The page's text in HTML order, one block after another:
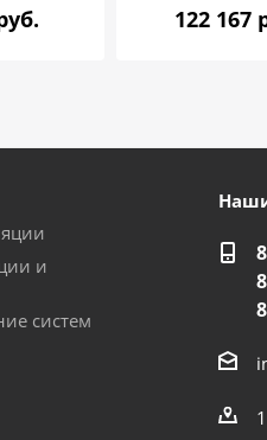
122 167
и
систем